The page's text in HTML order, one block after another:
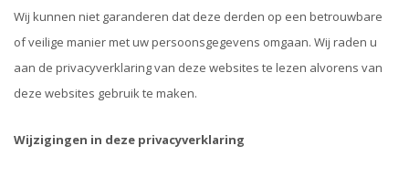
Wij kunnen niet garanderen dat deze derden op een betrouwbare
of veilige manier met uw persoonsgegevens omgaan. Wij raden u
aan de privacyverklaring van deze websites te lezen alvorens van
deze websites gebruik te maken.
Wijzigingen in deze privacyverklaring